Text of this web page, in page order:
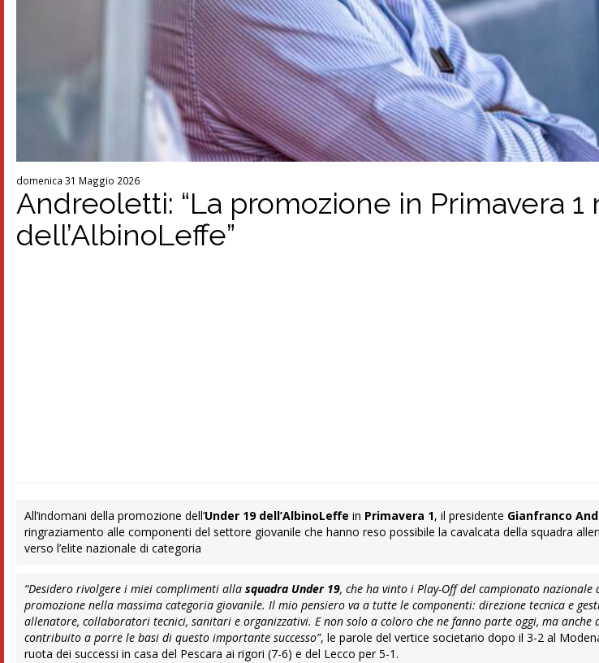
domenica 31 Maggio 2026
Andreoletti: “La promozione in Primavera 1
dell’AlbinoLeffe”
All’indomani della promozione dell’Under 19 dell’AlbinoLeffe in Primavera 1, il presidente Gianfranco
ringraziamento alle componenti del settore giovanile che hanno reso possibile la cavalcata della squadra
verso l’elite nazionale di categoria
“Desidero rivolgere i miei complimenti allasquadra Under 19, che ha vinto i Play-Off del campionato
promozione nella massima categoria giovanile. Il mio pensiero va a tutte le componenti: direzione tecnica e
allenatore, collaboratori tecnici, sanitari e organizzativi. E non solo a coloro che ne fanno parte oggi, ma anche
contribuito a porre le basi di questo importante successo”, le parole del vertice societario dopo il 3-2 al
ruota dei successi in casa del Pescara ai rigori (7-6) e del Lecco per 5-1.